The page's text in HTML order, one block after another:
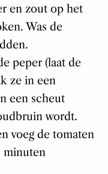
en zout op het
Was de
peper (laat de
ze in een
een scheut
wordt.
voeg de tomaten
minuten